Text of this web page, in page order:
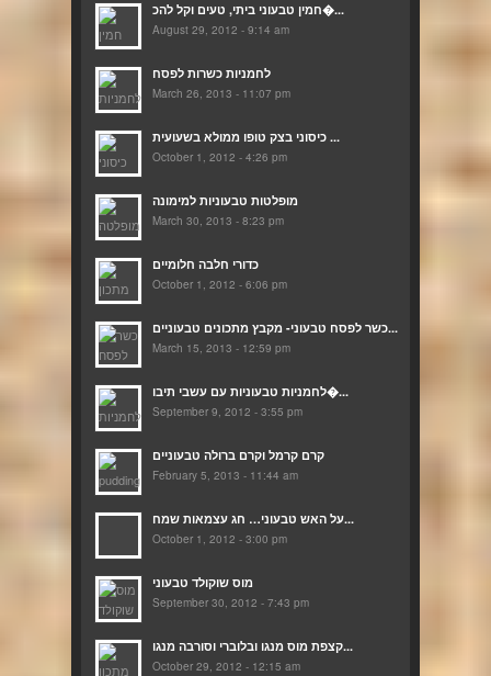
חמין טבעוני ביתי, טעים וקל להכ�...
August 29, 2012 - 9:14 am
לחמניות כשרות לפסח
March 26, 2013 - 11:07 pm
כיסוני בצק טופו ממולא בשעועית ...
October 1, 2012 - 4:26 pm
מופלטות טבעוניות למימונה
March 30, 2013 - 8:23 pm
כדורי חלבה חלומיים
October 1, 2012 - 6:06 pm
כשר לפסח טבעוני- מקבץ מתכונים טבעוניים...
March 15, 2013 - 12:59 pm
לחמניות טבעוניות עם עשבי תיבו�...
September 9, 2012 - 3:55 pm
קרם קרמל וקרם ברולה טבעוניים
February 5, 2013 - 11:44 am
על האש טבעוני… חג עצמאות שמח...
October 1, 2012 - 3:00 pm
מוס שוקולד טבעוני
September 30, 2012 - 7:43 pm
קצפת מוס מנגו ובלוברי וסורבה מנגו...
October 29, 2012 - 12:15 am